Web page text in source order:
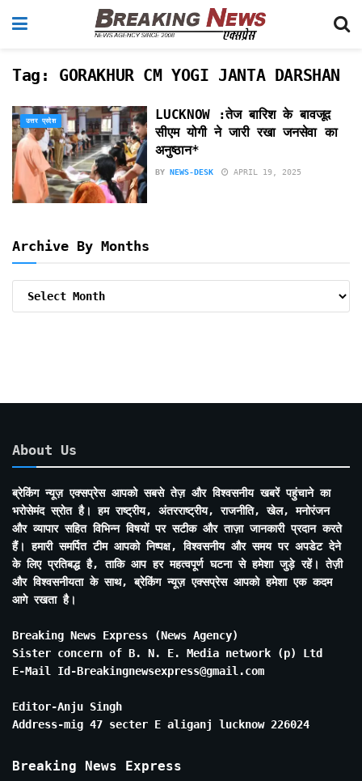
Tag: GORAKHUR CM YOGI JANTA DARSHAN
उत्तर प्रदेश
LUCKNOW :तेज बारिश के बावजूद
सीएम योगी ने जारी रखा जनसेवा का
अनुष्ठान*
BY NEWS-DESK APRIL 19, 2025
Archive By Months
About Us
ब्रेकिंग न्यूज़ एक्सप्रेस आपको सबसे तेज़ और विश्वसनीय खबरें पहुंचाने का
भरोसेमंद स्रोत है। हम राष्ट्रीय, अंतरराष्ट्रीय, राजनीति, खेल, मनोरंजन
और व्यापार सहित विभिन्न विषयों पर सटीक और ताज़ा जानकारी प्रदान करते
हैं। हमारी समर्पित टीम आपको निष्पक्ष, विश्वसनीय और समय पर अपडेट देने
के लिए प्रतिबद्ध है, ताकि आप हर महत्वपूर्ण घटना से हमेशा जुड़े रहें। तेज़ी
और विश्वसनीयता के साथ, ब्रेकिंग न्यूज़ एक्सप्रेस आपको हमेशा एक कदम
आगे रखता है।
Breaking News Express (News Agency)
Sister concern of B. N. E. Media network (p) Ltd
E-Mail Id-Breakingnewsexpress@gmail.com
Editor-Anju Singh
Address-mig 47 secter E aliganj lucknow 226024
Breaking News Express